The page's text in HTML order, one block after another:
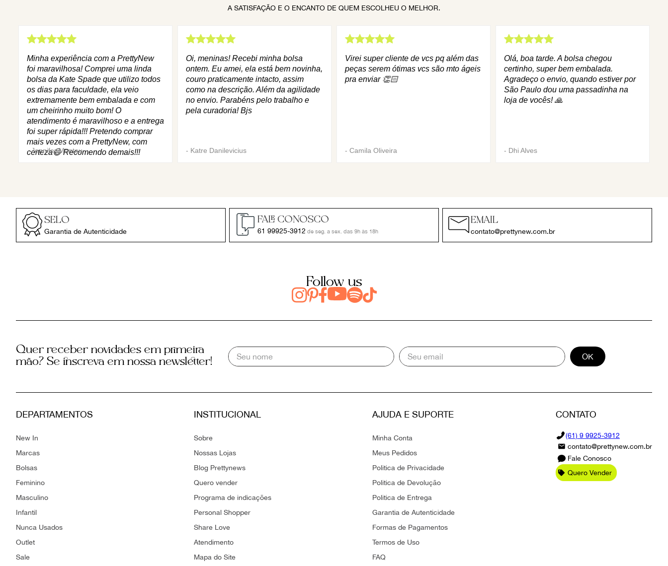
A SATISFAÇÃO E O ENCANTO DE QUEM ESCOLHEU O MELHOR.
Minha experiência com a PrettyNew
foi maravilhosa! Comprei uma linda
bolsa da Kate Spade que utilizo todos
os dias para faculdade, ela veio
extremamente bem embalada e com
um cheirinho muito bom! O
atendimento é maravilhoso e a entrega
foi super rápida!!! Pretendo comprar
mais vezes com a PrettyNew, com
certeza😄 Recomendo demais!!!
-Jennifer Mantau
Oi, meninas! Recebi minha bolsa
ontem. Eu amei, ela está bem novinha,
couro praticamente intacto, assim
como na descrição. Além da agilidade
no envio. Parabéns pelo trabalho e
pela curadoria! Bjs
- Katre Danilevicius
Virei super cliente de vcs pq além das
peças serem ótimas vcs são mto ágeis
pra enviar 👏🏻
- Camila Oliveira
Olá, boa tarde. A bolsa chegou
certinho, super bem embalada.
Agradeço o envio, quando estiver por
São Paulo dou uma passadinha na
loja de vocês! 🙏
- Dhi Alves
SELO
Garantia de Autenticidade
FALE CONOSCO
61 99925-3912 de seg. a sex. das 9h às 18h
EMAIL
contato@prettynew.com.br
Follow us
Quer receber novidades em primeira
mão? Se inscreva em nossa newsletter!
OK
DEPARTAMENTOS
New In
Marcas
Bolsas
Feminino
Masculino
Infantil
Nunca Usados
Outlet
Sale
INSTITUCIONAL
Sobre
Nossas Lojas
Blog Prettynews
Quero vender
Programa de indicações
Personal Shopper
Share Love
Atendimento
Mapa do Site
AJUDA E SUPORTE
Minha Conta
Meus Pedidos
Politica de Privacidade
Politica de Devolução
Politica de Entrega
Garantia de Autenticidade
Formas de Pagamentos
Termos de Uso
FAQ
CONTATO
(61) 9 9925-3912
contato@prettynew.com.br
Fale Conosco
Quero Vender